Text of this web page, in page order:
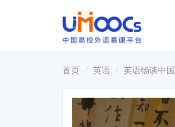
首页 英语 英语畅谈中国